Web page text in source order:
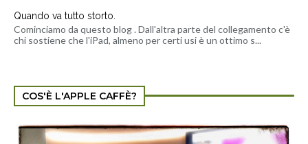
Quando va tutto storto.
Cominciamo da questo blog . Dall'altra parte del collegamento c'è
chi sostiene che l'iPad, almeno per certi usi è un ottimo s...
COS'È L'APPLE CAFFÈ?